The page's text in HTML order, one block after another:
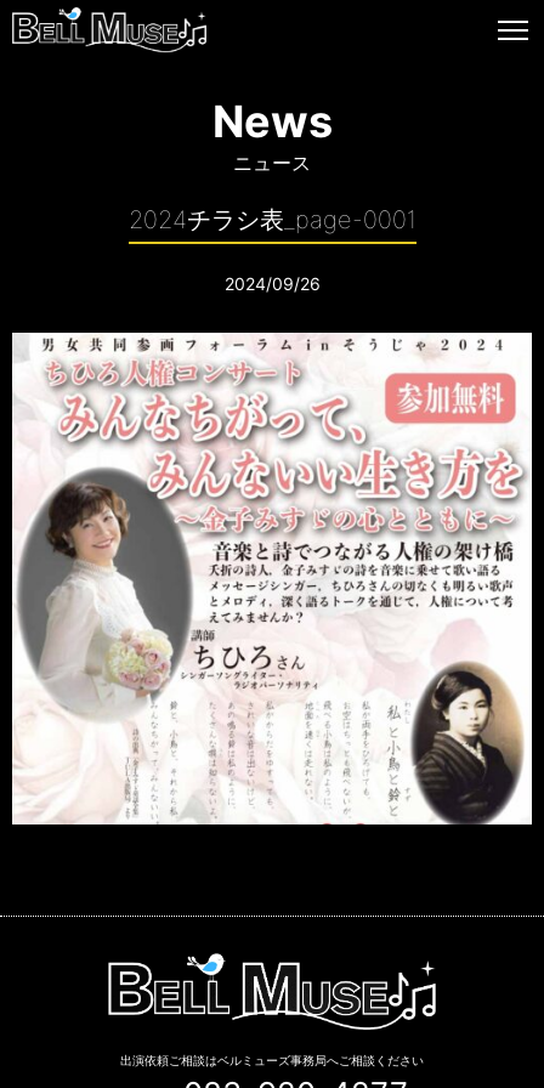
News
ニュース
2024チラシ表_page-0001
2024/09/26
出演依頼ご相談はベルミューズ事務局へご相談ください